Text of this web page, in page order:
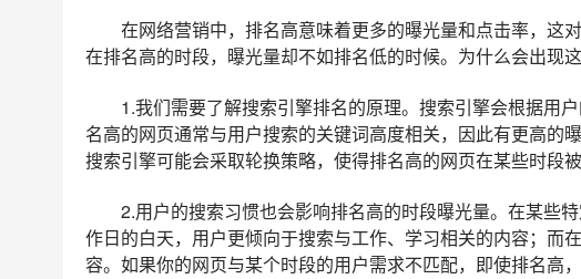
在网络营销中，排名高意味着更多的曝光量和点击率，这
在排名高的时段，曝光量却不如排名低的时候。为什么会出现
1.我们需要了解搜索引擎排名的原理。搜索引擎会根据用
名高的网页通常与用户搜索的关键词高度相关，因此有更高的
搜索引擎可能会采取轮换策略，使得排名高的网页在某些时段
2.用户的搜索习惯也会影响排名高的时段曝光量。在某些
作日的白天，用户更倾向于搜索与工作、学习相关的内容；而
容。如果你的网页与某个时段的用户需求不匹配，即使排名高